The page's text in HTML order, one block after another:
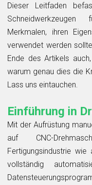
Dieser Leitfaden
Schneidwerkzeugen
Merkmalen, ihren
verwendet werden
Ende des Artikels
warum genau dies die
Lass uns eintauchen.
Einführung in
Mit der Aufrüstung
auf CNC-
Fertigungsindustrie wie
vollständig